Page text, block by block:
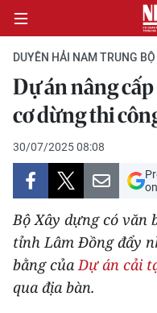
CHÍNH TRỊ
KINH TẾ
VĂN HÓA
XÃ HỘI
PHÁP LUẬT
DUYÊN HẢI NAM TRUNG
Dự án nâng
cơ dừng thi
30/07/2025 08:08
Bộ Xây dựng có văn
tỉnh Lâm Đồng đẩy
bằng củaDự án cải
qua địa bàn.